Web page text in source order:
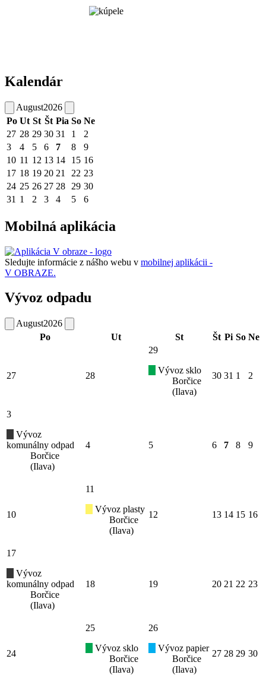
Kalendár
August2026
Po Ut St Št Pia So Ne
27 28 29 30 31 1
2
3
4 5 6 7 8
9
10 11 12 13 14 15 16
17 18 19 20 21 22 23
24 25 26 27 28 29 30
31 1 2 3 4 5 6
Mobilná aplikácia
Sledujte informácie z nášho webu v mobilnej aplikácii -
V OBRAZE.
Vývoz odpadu
August2026
Po
Ut St Št Pi So Ne
27 28
29
Vývoz sklo
Borčice
(Ilava)
30 31 1 2
3
Vývoz
komunálny odpad
Borčice
(Ilava)
4 5 6 7 8 9
10
11
Vývoz plasty
Borčice
(Ilava)
12 13 14 15 16
17
Vývoz
komunálny odpad
Borčice
(Ilava)
18 19 20 21 22 23
24
25
Vývoz sklo
Borčice
(Ilava)
26
Vývoz papier
Borčice
(Ilava)
27 28 29 30